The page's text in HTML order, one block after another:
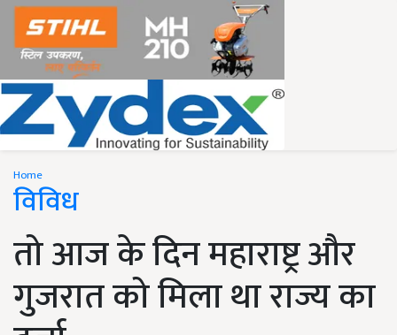
Home
विविध
तो आज के दिन महाराष्ट्र और
गुजरात को मिला था राज्य का